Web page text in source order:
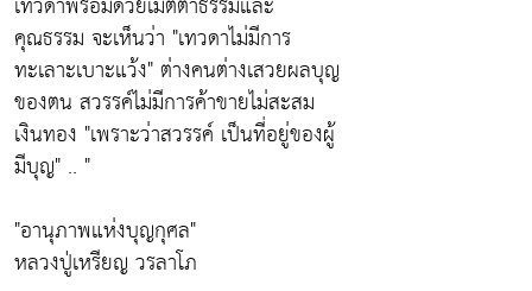
คุณธรรม จะเห็นว่า "เทวดาไม่มีการ
ทะเลาะเบาะแว้ง"ต่างคนต่างเสวยผลบุญ
ของตน สวรรค์ไม่มีการค้าขายไม่สะสม
เงินทอง "เพราะว่าสวรรค์ เป็นที่อยู่ของผู้
มีบุญ" .. "
"อานุภาพแห่งบุญกุศล"
หลวงปู่เหรียญ วรลาโภ